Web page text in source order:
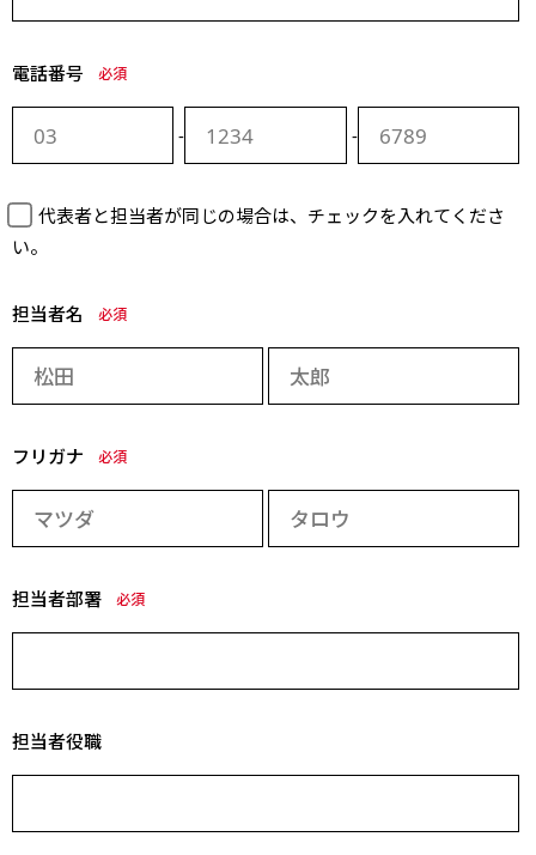
電話番号 必須
- -
代表者と担当者が同じの場合は、チェックを入れてくださ
い。
担当者名 必須
フリガナ 必須
担当者部署 必須
担当者役職